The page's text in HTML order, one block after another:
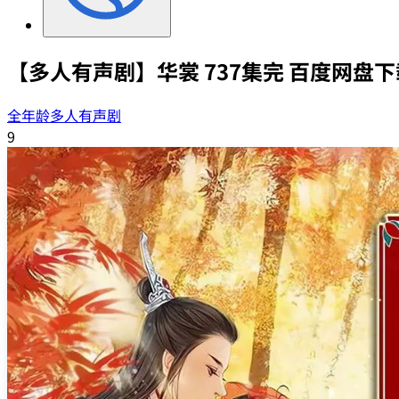
【多人有声剧】华裳 737集完 百度网盘
全年龄多人有声剧
9